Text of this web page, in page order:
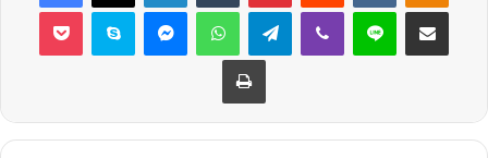
Pocket Skype MessengerWhatsAppTelegramViber Line E-Posta ile
Yazdır